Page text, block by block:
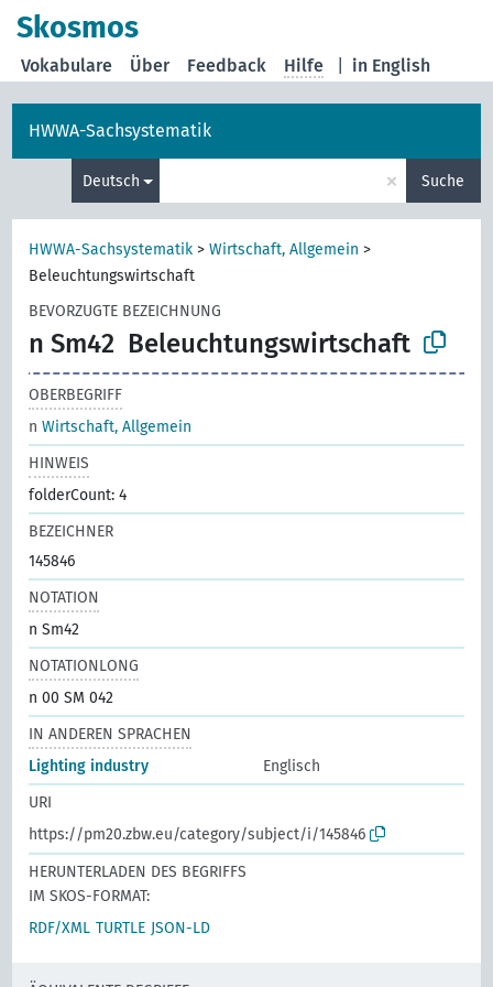
Skosmos
in English
Vokabulare Über Feedback Hilfe
HWWA-Sachsystematik
Deutsch × Suche
HWWA-Sachsystematik >Wirtschaft, Allgemein >
Beleuchtungswirtschaft
BEVORZUGTE BEZEICHNUNG
n Sm42 Beleuchtungswirtschaft
OBERBEGRIFF
nWirtschaft, Allgemein
HINWEIS
folderCount: 4
BEZEICHNER
145846
NOTATION
n Sm42
NOTATIONLONG
n 00 SM 042
IN ANDEREN SPRACHEN
Lighting industry
Englisch
URI
https://pm20.zbw.eu/category/subject/i/145846
HERUNTERLADEN DES BEGRIFFS
IM SKOS-FORMAT:
RDF/XML TURTLE JSON-LD